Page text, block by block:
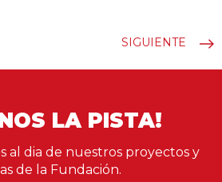
SIGUIENTE
LA PISTA!
al dia de nuestros proyectos y
de la Fundación.